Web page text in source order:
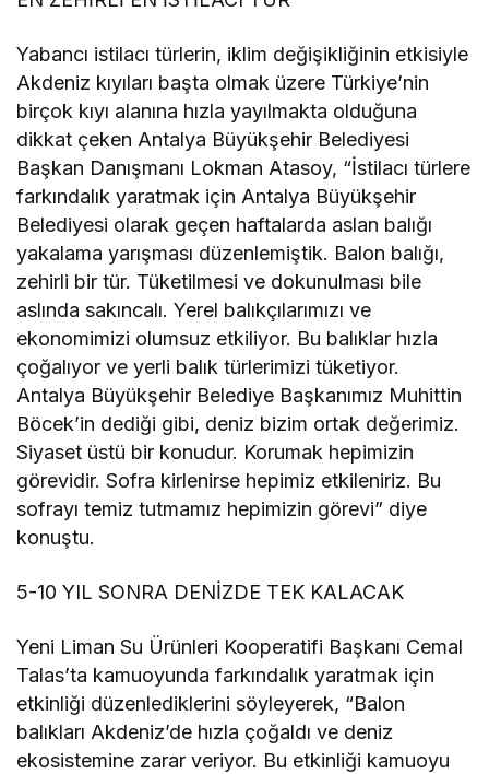
Yabancı istilacı türlerin, iklim değişikliğinin etkisiyle
Akdeniz kıyıları başta olmak üzere Türkiye’nin
birçok kıyı alanına hızla yayılmakta olduğuna
dikkat çeken Antalya Büyükşehir Belediyesi
Başkan Danışmanı Lokman Atasoy, “İstilacı türlere
farkındalık yaratmak için Antalya Büyükşehir
Belediyesi olarak geçen haftalarda aslan balığı
yakalama yarışması düzenlemiştik. Balon balığı,
zehirli bir tür. Tüketilmesi ve dokunulması bile
aslında sakıncalı. Yerel balıkçılarımızı ve
ekonomimizi olumsuz etkiliyor. Bu balıklar hızla
çoğalıyor ve yerli balık türlerimizi tüketiyor.
Antalya Büyükşehir Belediye Başkanımız Muhittin
Böcek’in dediği gibi, deniz bizim ortak değerimiz.
Siyaset üstü bir konudur. Korumak hepimizin
görevidir. Sofra kirlenirse hepimiz etkileniriz. Bu
sofrayı temiz tutmamız hepimizin görevi” diye
konuştu.
5-10 YIL SONRA DENİZDE TEK KALACAK
Yeni Liman Su Ürünleri Kooperatifi Başkanı Cemal
Talas’ta kamuoyunda farkındalık yaratmak için
etkinliği düzenlediklerini söyleyerek, “Balon
balıkları Akdeniz’de hızla çoğaldı ve deniz
ekosistemine zarar veriyor. Bu etkinliği kamuoyu